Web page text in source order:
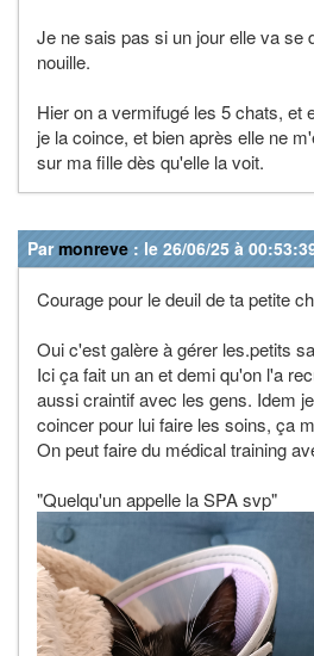
Je ne sais pas si un jour elle va se
nouille.
Hier on a vermifugé les 5 chats, et
je la coince, et bien après elle ne
sur ma fille dès qu'elle la voit.
Parmonreve : le 26/06/25 à
Courage pour le deuil de ta petite
Oui c'est galère à gérer les.petits
Ici ça fait un an et demi qu'on l'a
aussi craintif avec les gens. Idem
coincer pour lui faire les soins, ça
On peut faire du médical training
"Quelqu'un appelle la SPA svp"